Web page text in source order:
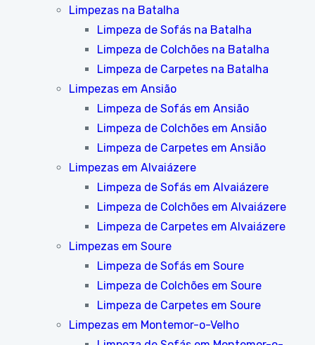
Limpezas na Batalha
Limpeza de Sofás na Batalha
Limpeza de Colchões na Batalha
Limpeza de Carpetes na Batalha
Limpezas em Ansião
Limpeza de Sofás em Ansião
Limpeza de Colchões em Ansião
Limpeza de Carpetes em Ansião
Limpezas em Alvaiázere
Limpeza de Sofás em Alvaiázere
Limpeza de Colchões em Alvaiázere
Limpeza de Carpetes em Alvaiázere
Limpezas em Soure
Limpeza de Sofás em Soure
Limpeza de Colchões em Soure
Limpeza de Carpetes em Soure
Limpezas em Montemor-o-Velho